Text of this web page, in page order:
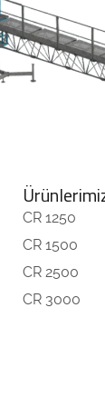
CR 1250
CR 1500
CR 2500
CR 3000